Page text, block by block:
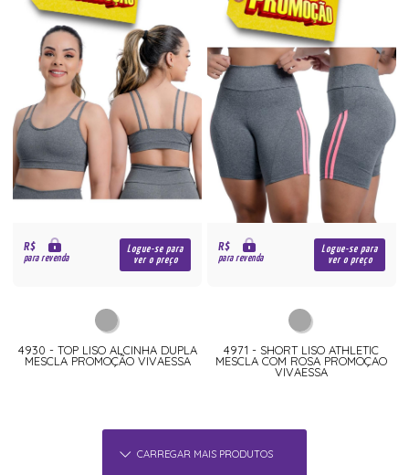
R$
para revenda
Logue-se para
ver o preço
4930 - TOP LISO ALCINHA DUPLA
MESCLA PROMOÇÃO VIVAESSA
R$
para revenda
Logue-se para
ver o preço
4971 - SHORT LISO ATHLETIC
MESCLA COM ROSA PROMOÇAO
VIVAESSA
CARREGAR MAIS PRODUTOS